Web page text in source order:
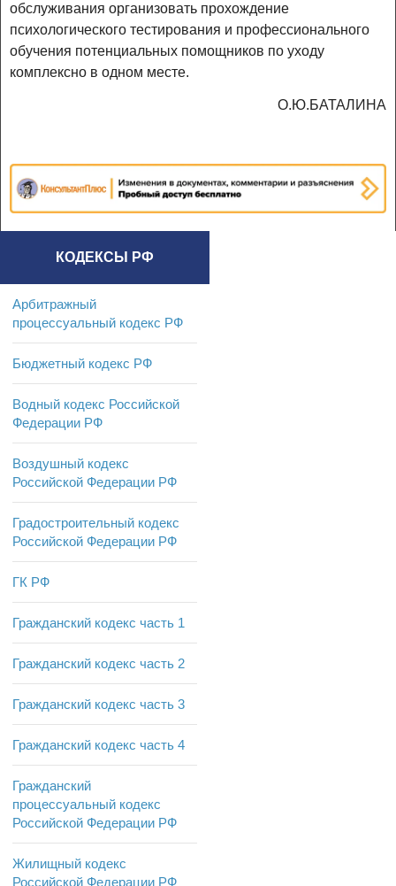
обслуживания организовать прохождение
психологического тестирования и профессионального
обучения потенциальных помощников по уходу
комплексно в одном месте.
О.Ю.БАТАЛИНА
КОДЕКСЫ РФ
Арбитражный
процессуальный кодекс РФ
Бюджетный кодекс РФ
Водный кодекс Российской
Федерации РФ
Воздушный кодекс
Российской Федерации РФ
Градостроительный кодекс
Российской Федерации РФ
ГК РФ
Гражданский кодекс часть 1
Гражданский кодекс часть 2
Гражданский кодекс часть 3
Гражданский кодекс часть 4
Гражданский
процессуальный кодекс
Российской Федерации РФ
Жилищный кодекс
Российской Федерации РФ